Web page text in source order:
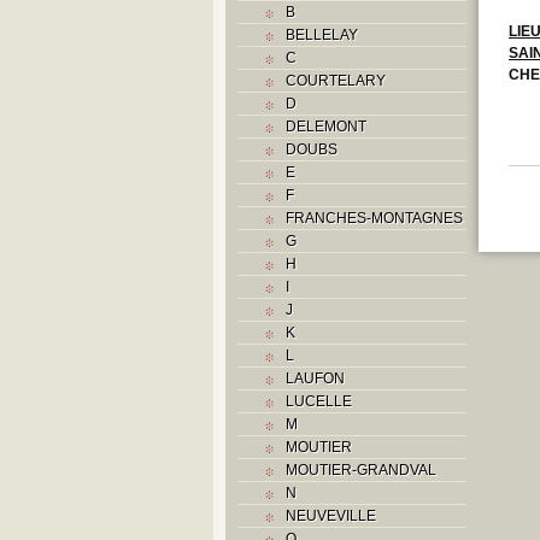
B
BELLELAY
C
COURTELARY
D
DELEMONT
DOUBS
E
F
FRANCHES-MONTAGNES
G
H
I
J
K
L
LAUFON
LUCELLE
M
MOUTIER
MOUTIER-GRANDVAL
N
NEUVEVILLE